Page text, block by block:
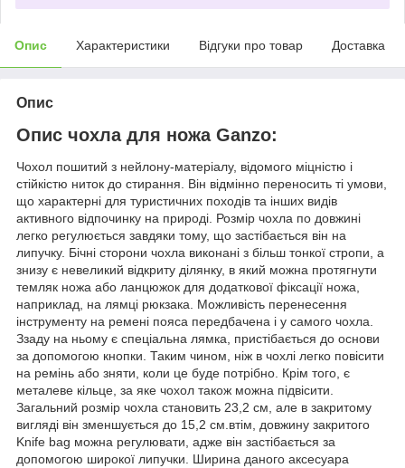
Опис Характеристики Відгуки про товар Доставка
Опис
Опис чохла для ножа Ganzo:
Чохол пошитий з нейлону-матеріалу, відомого міцністю і
стійкістю ниток до стирання. Він відмінно переносить ті умови,
що характерні для туристичних походів та інших видів
активного відпочинку на природі. Розмір чохла по довжині
легко регулюється завдяки тому, що застібається він на
липучку. Бічні сторони чохла виконані з більш тонкої стропи, а
знизу є невеликий відкриту ділянку, в який можна протягнути
темляк ножа або ланцюжок для додаткової фіксації ножа,
наприклад, на лямці рюкзака. Можливість перенесення
інструменту на ремені пояса передбачена і у самого чохла.
Ззаду на ньому є спеціальна лямка, пристібається до основи
за допомогою кнопки. Таким чином, ніж в чохлі легко повісити
на ремінь або зняти, коли це буде потрібно. Крім того, є
металеве кільце, за яке чохол також можна підвісити.
Загальний розмір чохла становить 23,2 см, але в закритому
вигляді він зменшується до 15,2 см.втім, довжину закритого
Knife bag можна регулювати, адже він застібається за
допомогою широкої липучки. Ширина даного аксесуара